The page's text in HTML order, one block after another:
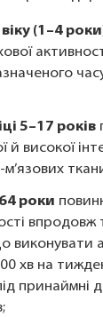
(1–4
5–17 років
й високої
роки
виконувати
хв на
принаймні